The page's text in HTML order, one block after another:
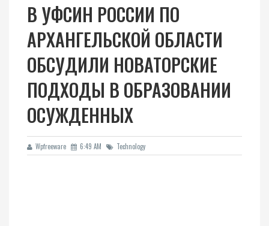
В УФСИН РОССИИ ПО
АРХАНГЕЛЬСКОЙ ОБЛАСТИ
ОБСУДИЛИ НОВАТОРСКИЕ
ПОДХОДЫ В ОБРАЗОВАНИИ
ОСУЖДЕННЫХ
Wpfreeware 6:49 AM Technology